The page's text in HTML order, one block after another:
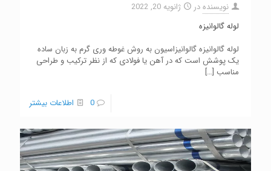
نویسندهدر
ژانویه 20, 2022
لوله گالوانیزه
لوله گالوانیزه گالوانیزاسیون به روش غوطه وری گرم به زبان ساده
یک پوشش است که در آهن یا فولادی که از نظر ترکیب و طراحی
مناسب […]
0 اطلاعات بیشتر